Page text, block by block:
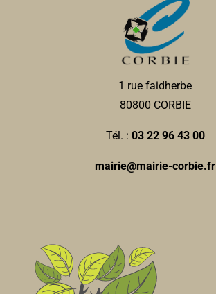
1 rue faidherbe
80800 CORBIE
Tél. : 03 22 96 43 00
mairie@mairie-corbie.fr